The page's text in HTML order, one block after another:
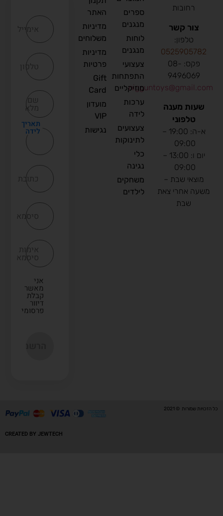
רחובות
צור קשר
טלפון:
0525905782
פקס: 08-
9496069
nigguntoys@gmail.com
שעות מענה
טלפוני
א-ה: 19:00 –
09:00
יום ו: 13:00 –
09:00
מוצאי שבת –
משעה אחרי צאת
שבת
ספרים
מנגנים
לוחות
מנגנים
צעצועי
התפתחות
מוזיקליים
ערכות
לידה
צעצועים
לתינוקות
כלי
נגינה
משחקים
לילדים
האתר
מדיניות
משלוחים
מדיניות
פרטיות
Gift
Card
מועדון
VIP
נגישות
אימייל
טלפון
שם
מלא
תאריך
לידה
כתובת
סיסמא
אימות
סיסמא
אני
מאשר
קבלת
דיוור
פרסומי
כל הזכויות שמורות © 2021
CREATED BY JEWTECH